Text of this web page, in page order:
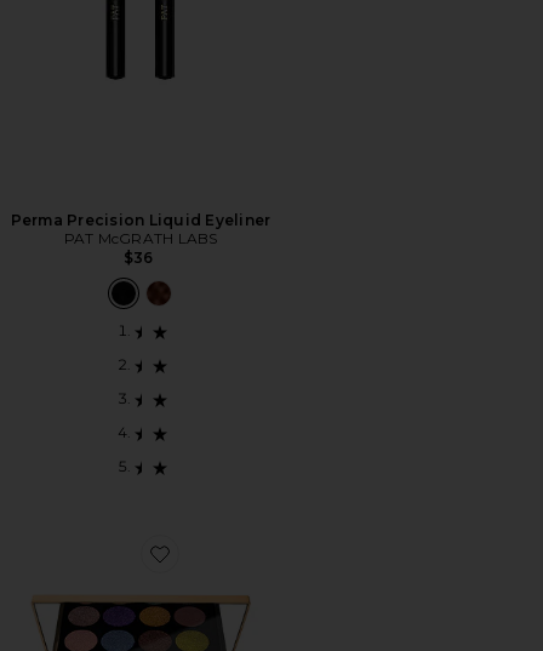
Perma Precision Liquid Eyeliner
PAT McGRATH LABS
$36
Favorite Gilded Nirvana: Mega Eye Shadow Palette